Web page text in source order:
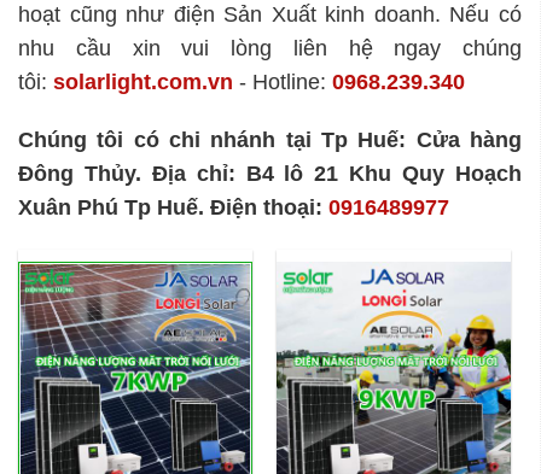
hoạt cũng như điện Sản Xuất kinh doanh. Nếu có
nhu cầu xin vui lòng liên hệ ngay chúng
tôi: solarlight.com.vn - Hotline: 0968.239.340
Chúng tôi có chi nhánh tại Tp Huế: Cửa hàng
Đông Thủy. Địa chỉ: B4 lô 21 Khu Quy Hoạch
Xuân Phú Tp Huế. Điện thoại: 0916489977